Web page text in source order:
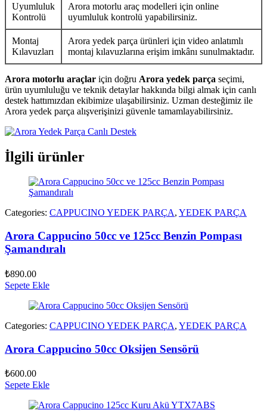
Uyumluluk
Kontrolü
Arora motorlu araç modelleri için online
uyumluluk kontrolü yapabilirsiniz.
Montaj
Kılavuzları
Arora yedek parça ürünleri için video anlatımlı
montaj kılavuzlarına erişim imkânı sunulmaktadır.
Arora motorlu araçlar için doğru Arora yedek parça seçimi,
ürün uyumluluğu ve teknik detaylar hakkında bilgi almak için canlı
destek hattımızdan ekibimize ulaşabilirsiniz. Uzman desteğimiz ile
Arora yedek parça alışverişinizi güvenle tamamlayabilirsiniz.
İlgili ürünler
Categories: CAPPUCINO YEDEK PARÇA, YEDEK PARÇA
Arora Cappucino 50cc ve 125cc Benzin Pompası
Şamandıralı
₺890.00
Sepete Ekle
Categories: CAPPUCINO YEDEK PARÇA, YEDEK PARÇA
Arora Cappucino 50cc Oksijen Sensörü
₺600.00
Sepete Ekle